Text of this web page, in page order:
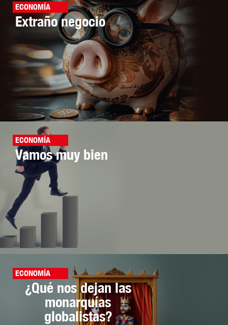
ECONOMÍA
Extraño negocio
ECONOMÍA
Vamos muy bien
ECONOMÍA
¿Qué nos dejan las
monarquías
globalistas?